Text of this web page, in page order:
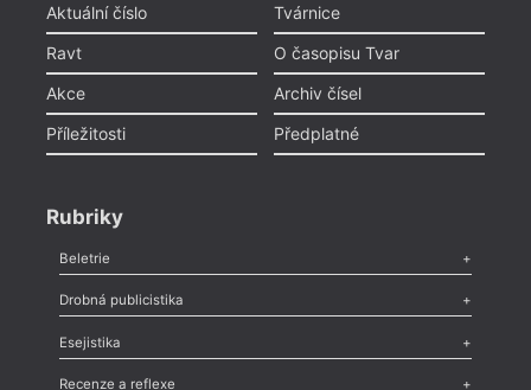
Aktuální číslo
Ravt
Akce
Příležitosti
Tvárnice
O časopisu Tvar
Archiv čísel
Předplatné
Rubriky
Beletrie
Poezie,Próza,Dokumenty
Drobná publicistika
Odlesk
Nekrolog,Glosa,Sloupek,Pozvánka,Literární soutěž,
Esejistika
Esej ,Pádlo,Úvaha
Recenze a reflexe